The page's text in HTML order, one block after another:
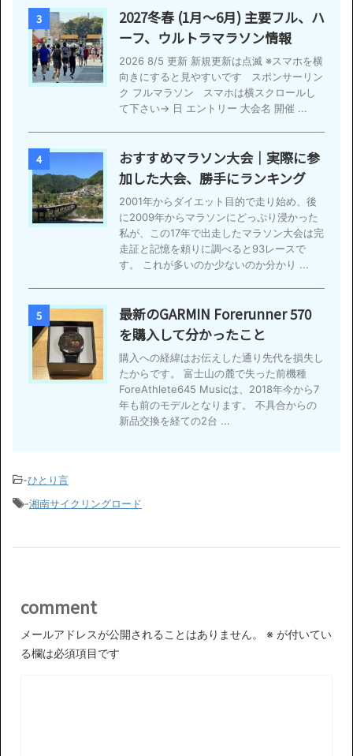
3
2027冬春 (1月〜6月) 主要フル、ハ
ーフ、ウルトラマラソン情報
2026 8/5 更新 新規更新は点滅 ※スマホを横
向きにすると見やすいです スポンサーリン
ク フルマラソン スマホは横スクロールし
て下さい→ 日 エントリー 大会名 開催 ...
4
おすすめマラソン大会｜実際に参
加した大会、勝手にランキング
2001年からダイエット目的で走り始め、後
に2009年からマラソンにどっぷり浸かった
私が、この17年で出走したマラソン大会は完
走証と記憶を頼りに調べると93レースで
す。 これが多いのか少ないのか分かり ...
5
最新のGARMIN Forerunner 570
を購入して分かったこと
購入への経緯はお伝えした通り先代を損失し
たからです。 富士山の麓で失った前機種
ForeAthlete645 Musicは、2018年今から7
年も前のモデルとなります。 不具合からの
新品交換を経ての2台 ...
-ひとり言
-湘南サイクリングロード
comment
メールアドレスが公開されることはありません。 ※ が付いてい
る欄は必須項目です